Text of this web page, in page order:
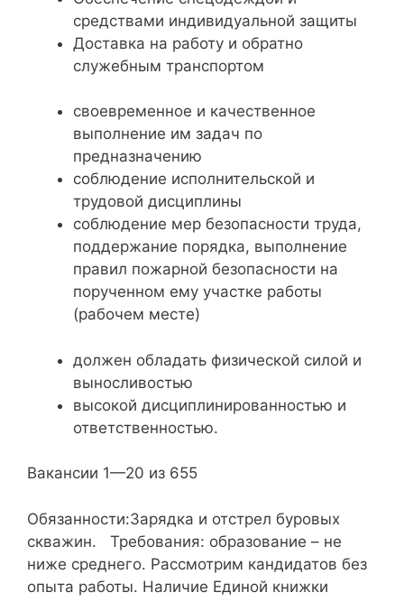
средствами индивидуальной защиты
Доставка на работу и обратно
служебным транспортом
своевременное и качественное
выполнение им задач по
предназначению
соблюдение исполнительской и
трудовой дисциплины
соблюдение мер безопасности труда,
поддержание порядка, выполнение
правил пожарной безопасности на
порученном ему участке работы
(рабочем месте)
должен обладать физической силой и
выносливостью
высокой дисциплинированностью и
ответственностью.
Вакансии 1—20 из 655
Обязанности:Зарядка и отстрел буровых
скважин. Требования: образование – не
ниже среднего. Рассмотрим кандидатов без
опыта работы. Наличие Единой книжки